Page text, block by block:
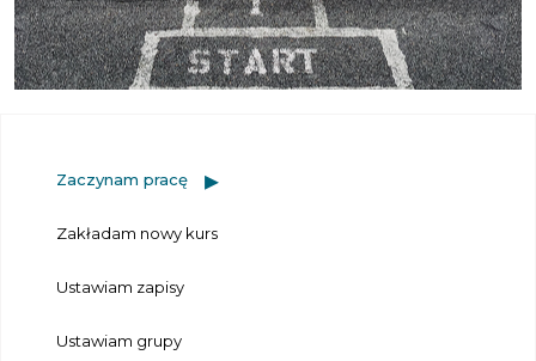
Zaczynam pracę
Zakładam nowy kurs
Ustawiam zapisy
Ustawiam grupy